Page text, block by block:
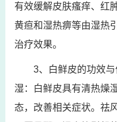
有效缓解皮肤瘙痒、红
黄疸和湿热痹等由湿热
治疗效果。
3、白鲜皮的功效
湿：白鲜皮具有清热燥
态，改善相关症状。祛